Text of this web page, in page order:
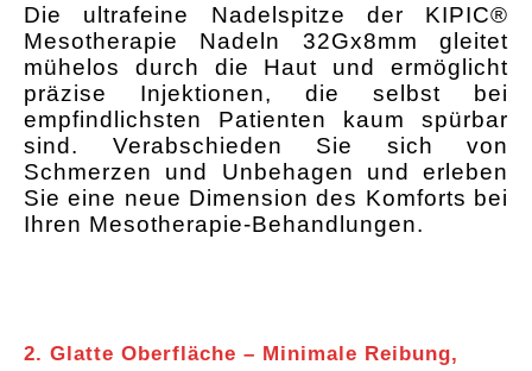
Die ultrafeine Nadelspitze der KIPIC®
Mesotherapie Nadeln 32Gx8mm gleitet
mühelos durch die Haut und ermöglicht
präzise Injektionen, die selbst bei
empfindlichsten Patienten kaum spürbar
sind. Verabschieden Sie sich von
Schmerzen und Unbehagen und erleben
Sie eine neue Dimension des Komforts bei
Ihren Mesotherapie-Behandlungen.
2. Glatte Oberfläche – Minimale Reibung,